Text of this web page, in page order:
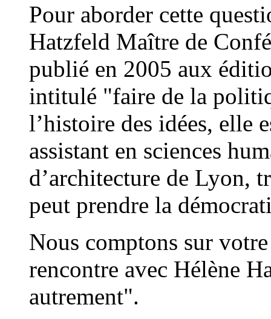
Pour aborder cette
Hatzfeld Maître de
publié en 2005 aux
intitulé "faire de la
l’histoire des idées, elle
assistant en sciences
d’architecture de Lyon,
peut prendre la
Nous comptons sur
rencontre avec Hélène
autrement".